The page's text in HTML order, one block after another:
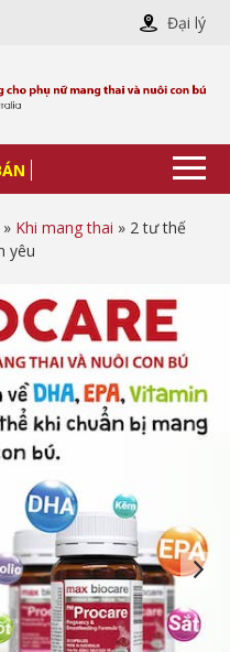
Đại lý
» Khi mang thai » 2 tư thế
yêu